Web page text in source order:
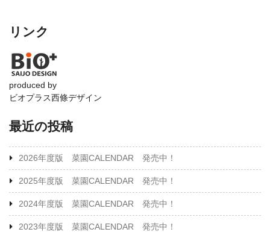
リンク
produced by
ビオプラス西條デザイン
最近の投稿
2026年度版 菜園CALENDAR 発売中！
2025年度版 菜園CALENDAR 発売中！
2024年度版 菜園CALENDAR 発売中！
2023年度版 菜園CALENDAR 発売中！